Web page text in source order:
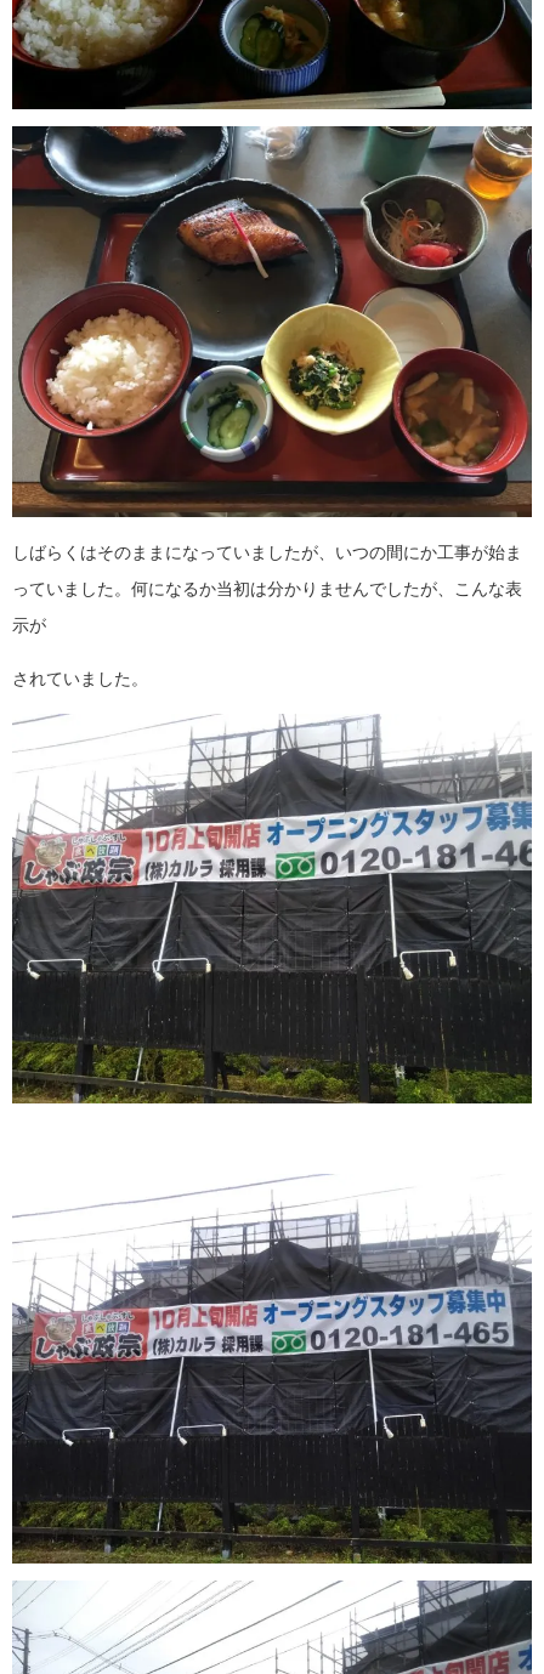
しばらくはそのままになっていましたが、いつの間にか工事が始ま
っていました。何になるか当初は分かりませんでしたが、こんな表
示が
されていました。